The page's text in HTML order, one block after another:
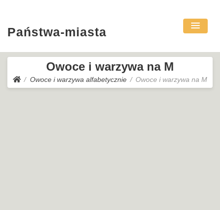
Państwa-miasta
Owoce i warzywa na M
Owoce i warzywa alfabetycznie Owoce i warzywa na M